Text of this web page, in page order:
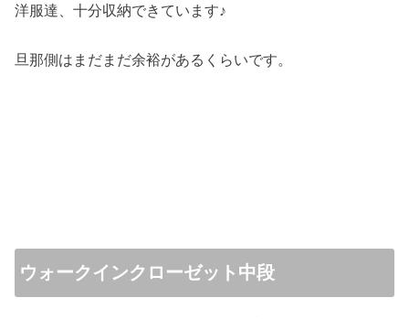
洋服達、十分収納できています♪
旦那側はまだまだ余裕があるくらいです。
ウォークインクローゼット中段